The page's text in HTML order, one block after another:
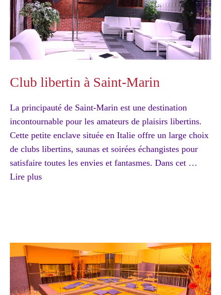
Club libertin à Saint-Marin
La principauté de Saint-Marin est une destination
incontournable pour les amateurs de plaisirs libertins.
Cette petite enclave située en Italie offre un large choix
de clubs libertins, saunas et soirées échangistes pour
satisfaire toutes les envies et fantasmes. Dans cet …
Lire plus